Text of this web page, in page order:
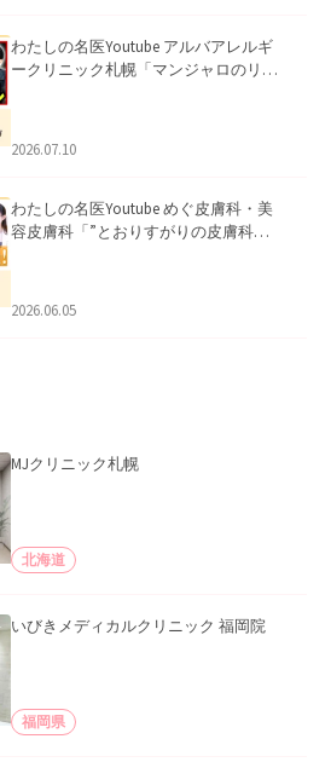
わたしの名医Youtube アルバアレルギ
ークリニック札幌「マンジャロのリア
2026.07.10
わたしの名医Youtube めぐ皮膚科・美
容皮膚科「”とおりすがりの皮膚科
2026.06.05
MJクリニック札幌
北海道
いびきメディカルクリニック 福岡院
福岡県